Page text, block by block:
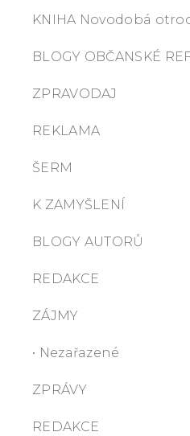
KNIHA Novodobá
BLOGY OBČANSKÉ
ZPRAVODAJ
REKLAMA
ŠERM
K ZAMYŠLENÍ
BLOGY AUTORŮ
REDAKCE
ZÁJMY
• Nezařazené
ZPRÁVY
REDAKCE